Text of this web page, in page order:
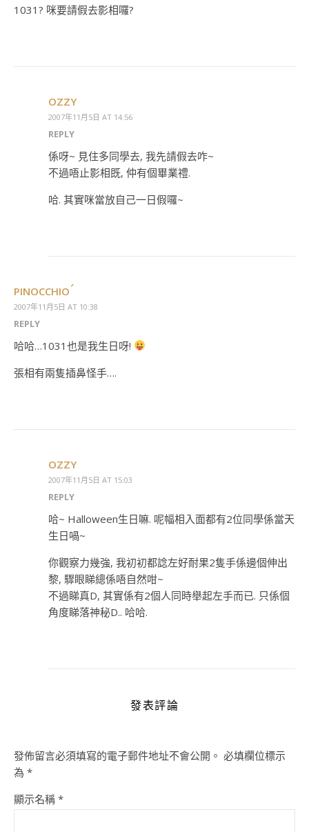
1031? 咪要請假去影相囉?
OZZY
2007年11月5日 AT 14:56
REPLY
係呀~ 見住多同學去, 我先請假去咋~
不過唔止影相既, 仲有個畢業禮.
哈. 其實咪當放自己一日假囉~
PINOCCHIO
2007年11月5日 AT 10:38
REPLY
哈哈…1031也是我生日呀!
張相有兩隻插鼻怪手….
OZZY
2007年11月5日 AT 15:03
REPLY
哈~ Halloween生日嘛. 呢幅相入面都有2位同學係當天
生日喎~
你觀察力幾強, 我初初都諗左好耐果2隻手係邊個伸出
黎, 驟眼睇總係唔自然咁~
不過睇真D, 其實係有2個人同時舉起左手而已. 只係個
角度睇落神秘D.. 哈哈.
發表評論
發佈留言必須填寫的電子郵件地址不會公開。 必填欄位標示
為 *
顯示名稱 *